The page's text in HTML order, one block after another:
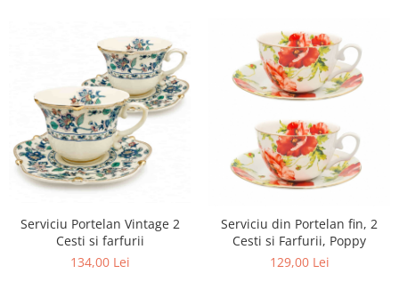
Serviciu Portelan Vintage 2
Cesti si farfurii
134,00 Lei
Serviciu din Portelan fin, 2
Cesti si Farfurii, Poppy
129,00 Lei